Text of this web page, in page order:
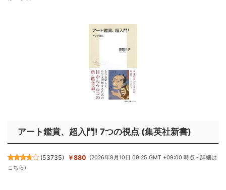
アート鑑賞、超入門! 7つの視点 (集英社新書)
(53735) ￥880 (2026年8月10日 09:25 GMT +09:00 時点 -詳細は
こちら)